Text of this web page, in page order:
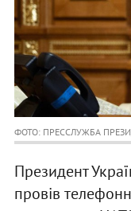
ФОТО: ПРЕССЛУЖБА
Президент
провів